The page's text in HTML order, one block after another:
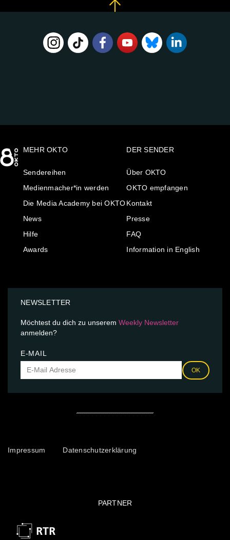
MEHR OKTO
Sendereihen
Medienmacher*in werden
Die Media Academy bei OKTO
News
Hilfe
Awards
DER SENDER
Über OKTO
OKTO empfangen
Kontakt
Presse
FAQ
Information in English
NEWSLETTER
Möchtest du dich zu unserem Weekly Newsletter
anmelden?
E-MAIL
OK
Impressum Datenschutzerklärung
PARTNER